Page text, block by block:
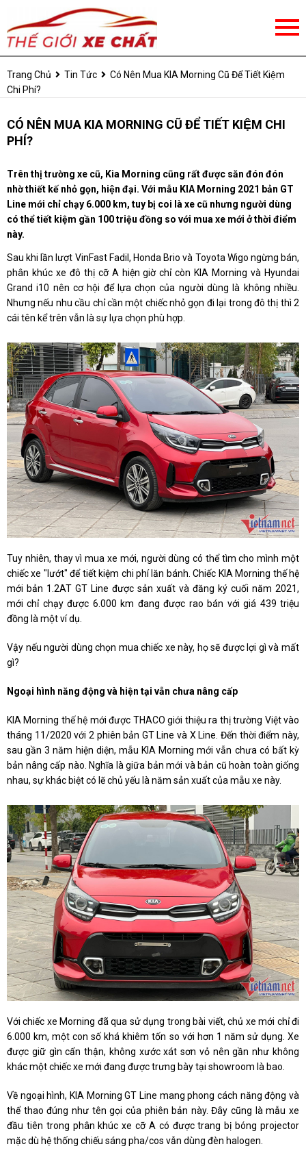
Trang Chủ Tin Tức
Có Nên Mua KIA Morning Cũ Để Tiết Kiệm
Chi Phí?
CÓ NÊN MUA KIA MORNING CŨ ĐỂ TIẾT KIỆM CHI
PHÍ?
Trên thị trường xe cũ, Kia Morning cũng rất được săn đón đón
nhờ thiết kế nhỏ gọn, hiện đại. Với mẫu KIA Morning 2021 bản GT
Line mới chỉ chạy 6.000 km, tuy bị coi là xe cũ nhưng người dùng
có thể tiết kiệm gần 100 triệu đồng so với mua xe mới ở thời điểm
này.
Sau khi lần lượt VinFast Fadil, Honda Brio và Toyota Wigo ngừng bán,
phân khúc xe đô thị cỡ A hiện giờ chỉ còn KIA Morning và Hyundai
Grand i10 nên cơ hội để lựa chọn của người dùng là không nhiều.
Nhưng nếu nhu cầu chỉ cần một chiếc nhỏ gọn đi lại trong đô thị thì 2
cái tên kể trên vẫn là sự lựa chọn phù hợp.
Tuy nhiên, thay vì mua xe mới, người dùng có thể tìm cho mình một
chiếc xe "lướt" để tiết kiệm chi phí lăn bánh. Chiếc KIA Morning thế hệ
mới bản 1.2AT GT Line được sản xuất và đăng ký cuối năm 2021,
mới chỉ chạy được 6.000 km đang được rao bán với giá 439 triệu
đồng là một ví dụ.
Vậy nếu người dùng chọn mua chiếc xe này, họ sẽ được lợi gì và mất
gì?
Ngoại hình năng động và hiện tại vẫn chưa nâng cấp
KIA Morning thế hệ mới được THACO giới thiệu ra thị trường Việt vào
tháng 11/2020 với 2 phiên bản GT Line và X Line. Đến thời điểm này,
sau gần 3 năm hiện diện, mẫu KIA Morning mới vẫn chưa có bất kỳ
bản nâng cấp nào. Nghĩa là giữa bản mới và bản cũ hoàn toàn giống
nhau, sự khác biệt có lẽ chủ yếu là năm sản xuất của mẫu xe này.
Với chiếc xe Morning đã qua sử dụng trong bài viết, chủ xe mới chỉ đi
6.000 km, một con số khá khiêm tốn so với hơn 1 năm sử dụng. Xe
được giữ gìn cẩn thận, không xước xát sơn vỏ nên gần như không
khác một chiếc xe mới đang được trưng bày tại showroom là bao.
Về ngoại hình, KIA Morning GT Line mang phong cách năng động và
thể thao đúng như tên gọi của phiên bản này. Đây cũng là mẫu xe
đầu tiên trong phân khúc xe cỡ A có được trang bị bóng projector
mặc dù hệ thống chiếu sáng pha/cos vẫn dùng đèn halogen.